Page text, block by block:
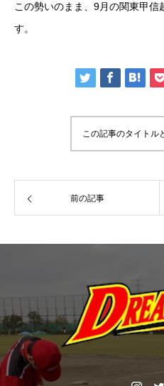
この勢いのまま、9月の関東甲信
す。
この記事のタイトル
前の記事